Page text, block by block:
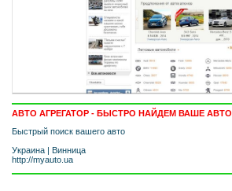
АВТО АГРЕГАТОР - БЫСТРО НАЙДЕМ ВАШЕ АВТО
Быстрый поиск вашего авто
Украина | Винница
http://myauto.ua